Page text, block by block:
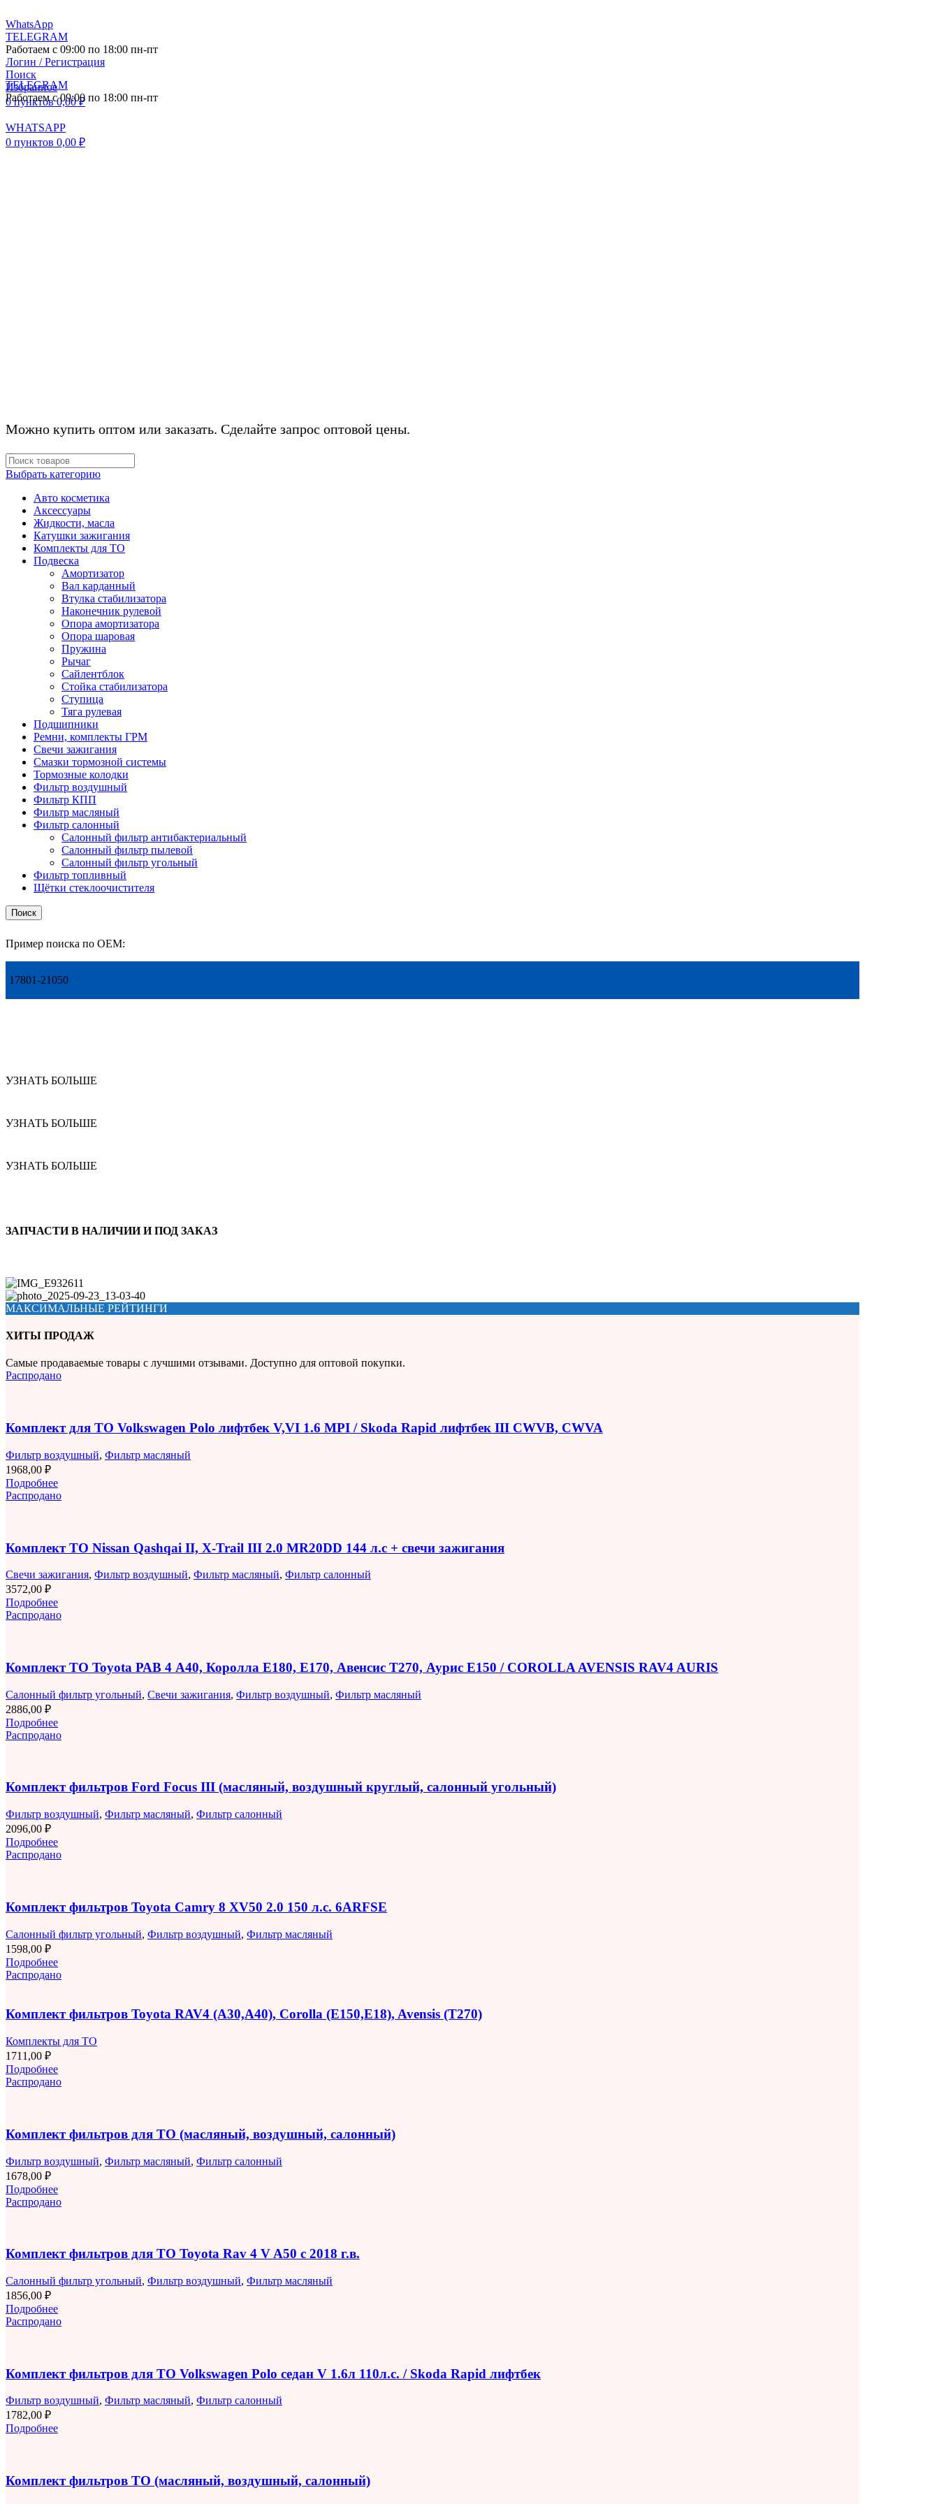
WhatsApp
TELEGRAM
Работаем с 09:00 по 18:00 пн-пт
Логин / Регистрация
Поиск
Избранное
0пунктов 0,00₽
WHATSAPP
0 пунктов 0,00 ₽
TELEGRAM
Работаем с 09:00 по 18:00 пн-пт
Можно купить оптом или заказать. Сделайте запрос оптовой цены.
Выбрать категорию
Авто косметика
Аксессуары
Жидкости, масла
Катушки зажигания
Комплекты для ТО
Подвеска
Амортизатор
Вал карданный
Втулка стабилизатора
Наконечник рулевой
Опора амортизатора
Опора шаровая
Пружина
Рычаг
Сайлентблок
Стойка стабилизатора
Ступица
Тяга рулевая
Подшипники
Ремни, комплекты ГРМ
Свечи зажигания
Смазки тормозной системы
Тормозные колодки
Фильтр воздушный
Фильтр КПП
Фильтр масляный
Фильтр салонный
Салонный фильтр антибактериальный
Салонный фильтр пылевой
Салонный фильтр угольный
Фильтр топливный
Щётки стеклоочистителя
Поиск
Пример поиска по OEM:
17801-21050
УЗНАТЬ БОЛЬШЕ
УЗНАТЬ БОЛЬШЕ
УЗНАТЬ БОЛЬШЕ
ЗАПЧАСТИ В НАЛИЧИИ И ПОД ЗАКАЗ
МАКСИМАЛЬНЫЕ РЕЙТИНГИ
ХИТЫ ПРОДАЖ
Самые продаваемые товары с лучшими отзывами. Доступно для оптовой покупки.
Распродано
Комплект для ТО Volkswagen Polo лифтбек V,VI 1.6 MPI / Skoda Rapid лифтбек III CWVB, CWVA
Фильтр воздушный, Фильтр масляный
1968,00 ₽
Подробнее
Распродано
Комплект ТО Nissan Qashqai II, X-Trail III 2.0 MR20DD 144 л.с + свечи зажигания
Свечи зажигания, Фильтр воздушный, Фильтр масляный, Фильтр салонный
3572,00 ₽
Подробнее
Распродано
Комплект ТО Toyota РАВ 4 A40, Королла E180, E170, Авенсис T270, Аурис E150 / COROLLA AVENSIS RAV4 AURIS
Салонный фильтр угольный, Свечи зажигания, Фильтр воздушный, Фильтр масляный
2886,00 ₽
Подробнее
Распродано
Комплект фильтров Ford Focus III (масляный, воздушный круглый, салонный угольный)
Фильтр воздушный, Фильтр масляный, Фильтр салонный
2096,00 ₽
Подробнее
Распродано
Комплект фильтров Toyota Camry 8 XV50 2.0 150 л.с. 6ARFSE
Салонный фильтр угольный, Фильтр воздушный, Фильтр масляный
1598,00 ₽
Подробнее
Распродано
Комплект фильтров Toyota RAV4 (A30,A40), Corolla (E150,E18), Avensis (T270)
Комплекты для ТО
1711,00 ₽
Подробнее
Распродано
Комплект фильтров для ТО (масляный, воздушный, салонный)
Фильтр воздушный, Фильтр масляный, Фильтр салонный
1678,00 ₽
Подробнее
Распродано
Комплект фильтров для ТО Toyota Rav 4 V A50 с 2018 г.в.
Салонный фильтр угольный, Фильтр воздушный, Фильтр масляный
1856,00 ₽
Подробнее
Распродано
Комплект фильтров для ТО Volkswagen Polo седан V 1.6л 110л.с. / Skoda Rapid лифтбек
Фильтр воздушный, Фильтр масляный, Фильтр салонный
1782,00 ₽
Подробнее
Комплект фильтров ТО (масляный, воздушный, салонный)